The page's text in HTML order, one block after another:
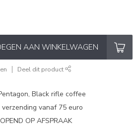
AAN WINKELWAGEN
Deel dit product
Black rifle coffee
vanaf 75 euro
OP AFSPRAAK